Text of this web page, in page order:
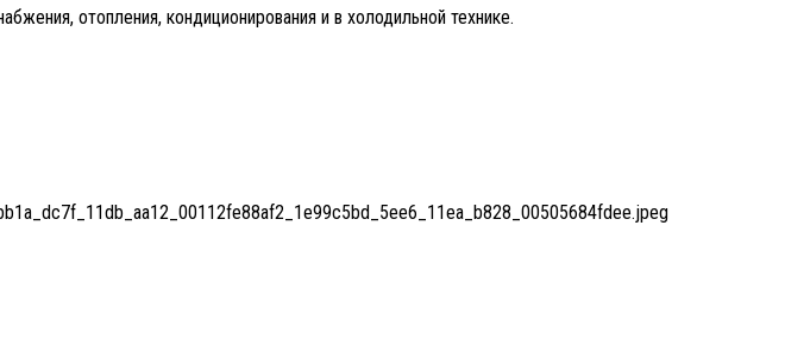
отопления, кондиционирования и в холодильной технике.